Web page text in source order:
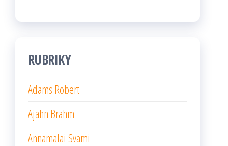
RUBRIKY
Adams Robert
Ajahn Brahm
Annamalai Svami